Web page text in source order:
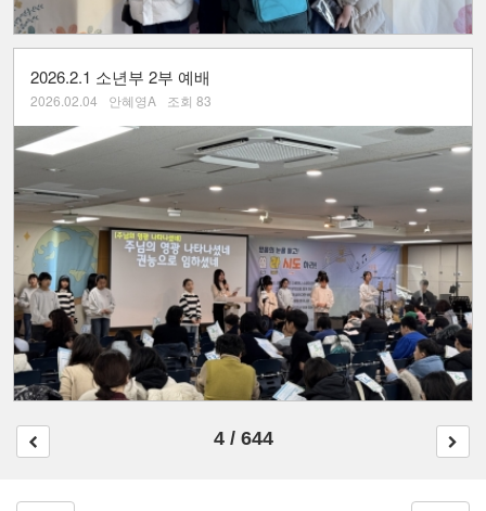
2026.2.1 소년부 2부 예배
2026.02.04 안혜영A 조회 83
4 / 644